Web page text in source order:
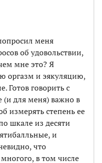
меня
об удовольствии,
мне это? Я
оргазм и эякуляцию,
Готов говорить с
(и для меня) важно в
измерять степень ее
шкале из десяти
и
что
в том числе